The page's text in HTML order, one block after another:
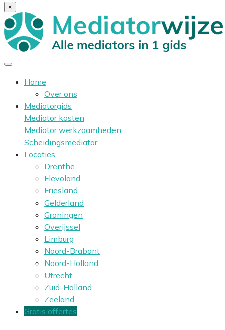
×
Home
Over ons
Mediatorgids
Mediator kosten
Mediator werkzaamheden
Scheidingsmediator
Locaties
Drenthe
Flevoland
Friesland
Gelderland
Groningen
Overijssel
Limburg
Noord-Brabant
Noord-Holland
Utrecht
Zuid-Holland
Zeeland
Gratis offertes